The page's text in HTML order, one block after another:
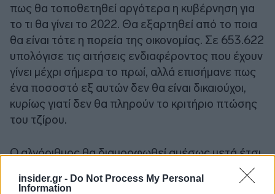
insider.gr - Do Not Process My Personal
Information
πως θα τοποθετηθεί αργότερα η κυβέρνηση για
το τι θα γίνει το 2022. Θα εξαρτηθεί από το ποια
θα είναι τότε η πορεία της οικονομίας. Σε 653.622
υπολόγισε τις αιτήσεις ενδιαφέροντος που έχουν
γίνει μέχρι σήμερα το πρωί, αλλά επισήμανε πως
ένα ποσοστό εξ αυτών δεν θα είναι δικαιούχοι,
κυρίως γιατί δεν θα πληρούν το κριτήριο πτώσης
του τζίρου.
Ο αλγόριθμος θα διαμορφωθεί αμέσως μετά έτσι
ώστε προς τα μέσα της επόμενης εβδομάδος
«και σίγουρα μέχρι το τέλος Ιανουαρίου» να